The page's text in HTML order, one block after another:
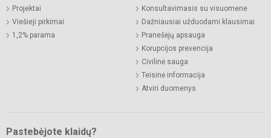
Projektai
Viešieji pirkimai
1,2% parama
Konsultavimasis su visuomene
Dažniausiai užduodami klausimai
Pranešėjų apsauga
Korupcijos prevencija
Civilinė sauga
Teisinė informacija
Atviri duomenys
Pastebėjote klaidų?